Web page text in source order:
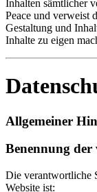
Inhalten sämtlicher
Peace und verweist
Gestaltung und
Inhalte zu eigen
Allgemeiner
Benennung der
Die verantwortliche
Website ist: